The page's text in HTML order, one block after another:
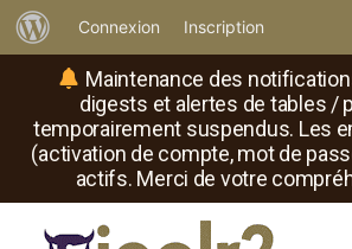
Maintenance des
digests et alertes de tables /
temporairement suspendus. Les
(activation de compte, mot de
actifs. Merci de votre
propos
de
WordPress
Connexion Inscription